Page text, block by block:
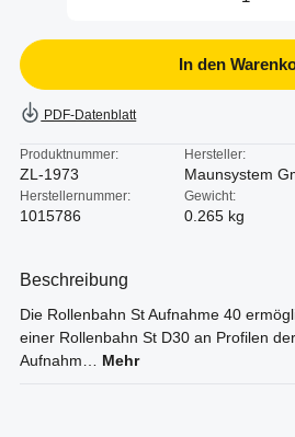
In den
PDF-Datenblatt
Produktnummer:
ZL-1973
Hersteller:
Maunsystem
Herstellernummer:
1015786
Gewicht:
0.265 kg
Beschreibung
Die Rollenbahn St Aufnahme 40
einer Rollenbahn St D30 an Profilen
Aufnahm… Mehr